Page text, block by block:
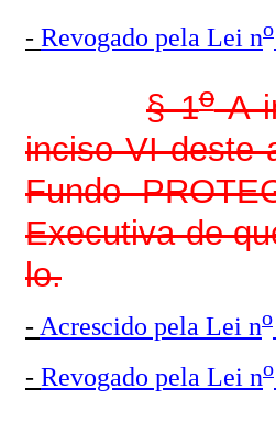
- Revogado pela Lei no
§ 1oA
inciso VI deste
Fundo
Executiva de
lo.
- Acrescido pela Lei no
- Revogado pela Lei no